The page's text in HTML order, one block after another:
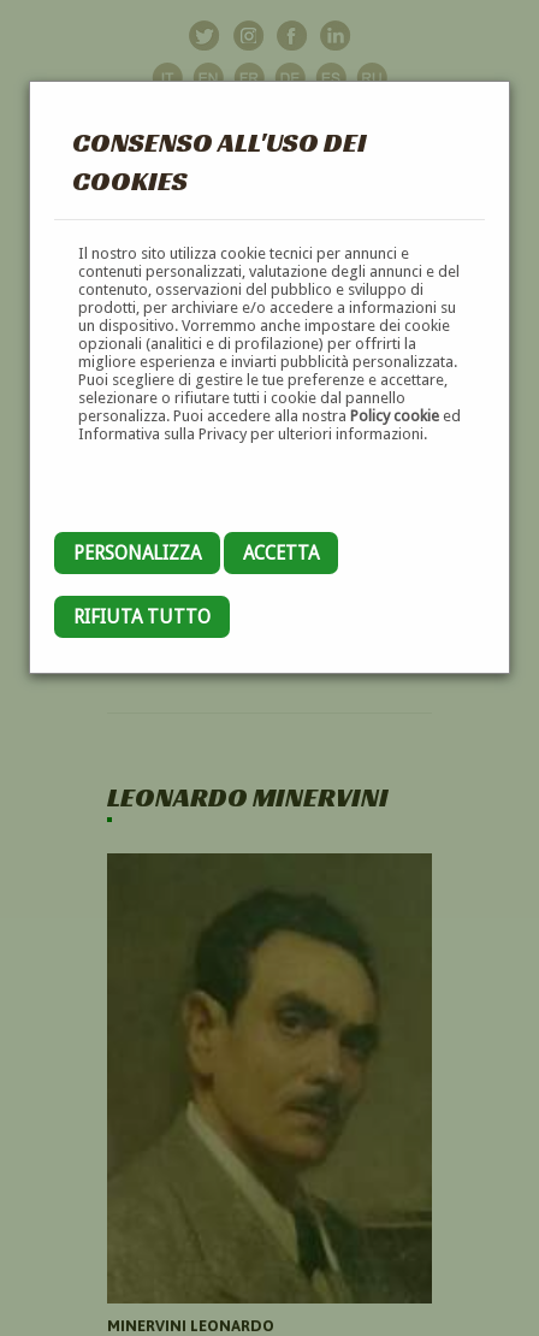
CONSENSO ALL'USO DEI
COOKIES
Il nostro sito utilizza cookie tecnici per annunci e
contenuti personalizzati, valutazione degli annunci e del
contenuto, osservazioni del pubblico e sviluppo di
prodotti, per archiviare e/o accedere a informazioni su
un dispositivo. Vorremmo anche impostare dei cookie
opzionali (analitici e di profilazione) per offrirti la
migliore esperienza e inviarti pubblicità personalizzata.
Puoi scegliere di gestire le tue preferenze e accettare,
selezionare o rifiutare tutti i cookie dal pannello
personalizza. Puoi accedere alla nostra Policy cookieed
Informativa sulla Privacy per ulteriori informazioni.
PERSONALIZZA ACCETTA
RIFIUTA TUTTO
GALLERIAD'ARTE
DIPINTI E SCULTURE '800 E '900
LEONARDO MINERVINI
MINERVINI LEONARDO